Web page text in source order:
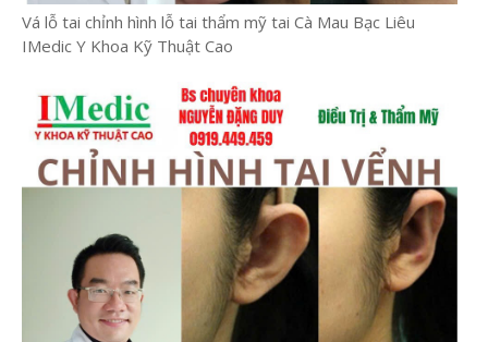
Vá lỗ tai chỉnh hình lỗ tai thẩm mỹ tai Cà Mau Bạc Liêu
IMedic Y Khoa Kỹ Thuật Cao